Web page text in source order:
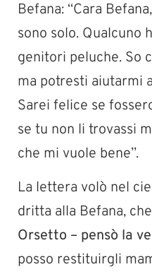
Befana: “Cara
sono solo. Qualcuno
genitori peluche. So
ma potresti aiutarmi
Sarei felice se
se tu non li trovassi
che mi vuole bene”.
La lettera volò nel
dritta alla Befana,
Orsetto – pensò la
posso restituirgli